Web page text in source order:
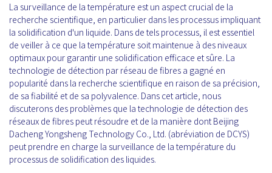
La surveillance de la température est un aspect crucial de la
recherche scientifique, en particulier dans les processus impliquant
la solidification d'un liquide. Dans de tels processus, il est essentiel
de veiller à ce que la température soit maintenue à des niveaux
optimaux pour garantir une solidification efficace et sûre. La
technologie de détection par réseau de fibres a gagné en
popularité dans la recherche scientifique en raison de sa précision,
de sa fiabilité et de sa polyvalence. Dans cet article, nous
discuterons des problèmes que la technologie de détection des
réseaux de fibres peut résoudre et de la manière dont Beijing
Dacheng Yongsheng Technology Co., Ltd. (abréviation de DCYS)
peut prendre en charge la surveillance de la température du
processus de solidification des liquides.